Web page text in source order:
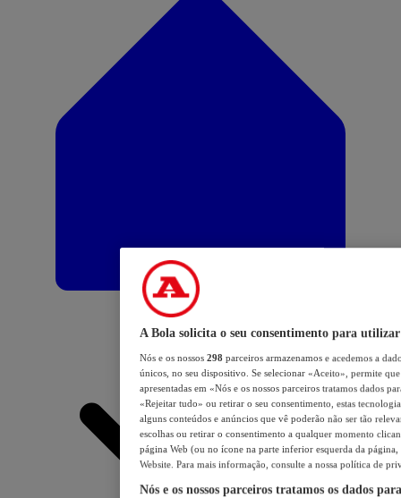
A Bola solicita o seu consentimento para utilizar
Nós e os nossos 298 parceiros armazenamos e acedemos a
únicos, no seu dispositivo. Se selecionar «Aceito», permite
apresentadas em «Nós e os nossos parceiros tratamos dados
«Rejeitar tudo» ou retirar o seu consentimento, estas
alguns conteúdos e anúncios que vê poderão não ser tão
escolhas ou retirar o consentimento a qualquer momento
página Web (ou no ícone na parte inferior esquerda da página,
Website. Para mais informação, consulte a nossa política de
Nós e os nossos parceiros tratamos os dados